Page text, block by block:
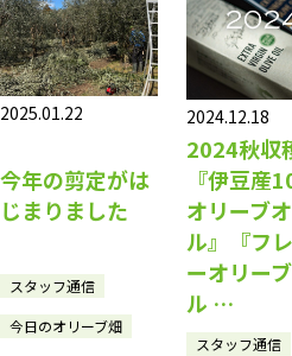
2025.01.22
今年の剪定がは
じまりました
スタッフ通信
今日のオリーブ畑
2024.12.18
2024秋収
『伊豆産
オリーブ
ル』『フ
ーオリー
ル …
スタッフ通信